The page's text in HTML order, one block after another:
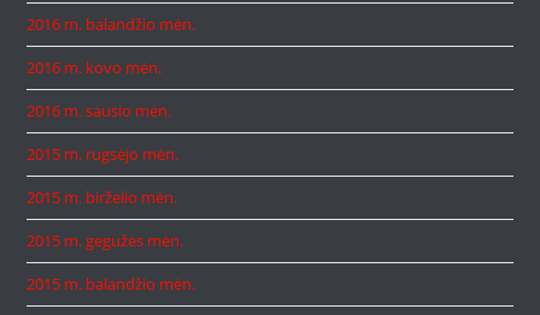
2016 m. balandžio mėn.
2016 m. kovo mėn.
2016 m. sausio mėn.
2015 m. rugsėjo mėn.
2015 m. birželio mėn.
2015 m. gegužės mėn.
2015 m. balandžio mėn.